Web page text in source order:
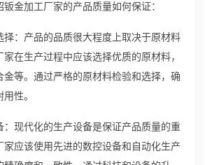
金加工厂家的产品质量如何保证：
择：产品的品质很大程度上取决于原材料
在生产过程中应该选择优质的原材料，
金等。通过严格的原材料检验和选择，确
性。
：现代化的生产设备是保证产品质量的重
家应该使用先进的数控设备和自动化生产